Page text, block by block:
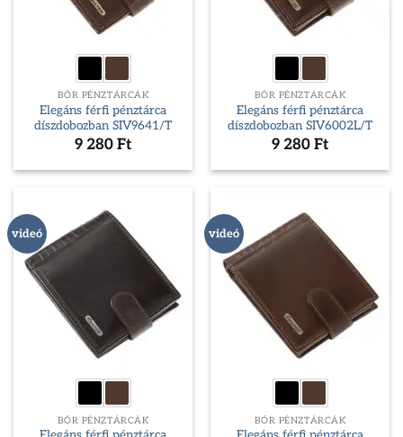
BŐR PÉNZTÁRCÁK
Elegáns férfi pénztárca
díszdobozban SIV9641/T
9 280 Ft
BŐR PÉNZTÁRCÁK
Elegáns férfi pénztárca
díszdobozban SIV6002L/T
9 280 Ft
videó
BŐR PÉNZTÁRCÁK
videó
BŐR PÉNZTÁRCÁK